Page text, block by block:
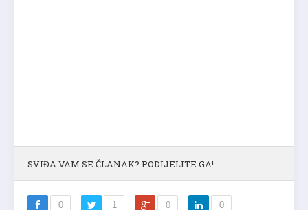
SVIĐA VAM SE ČLANAK? PODIJELITE GA!
0 1 0 0